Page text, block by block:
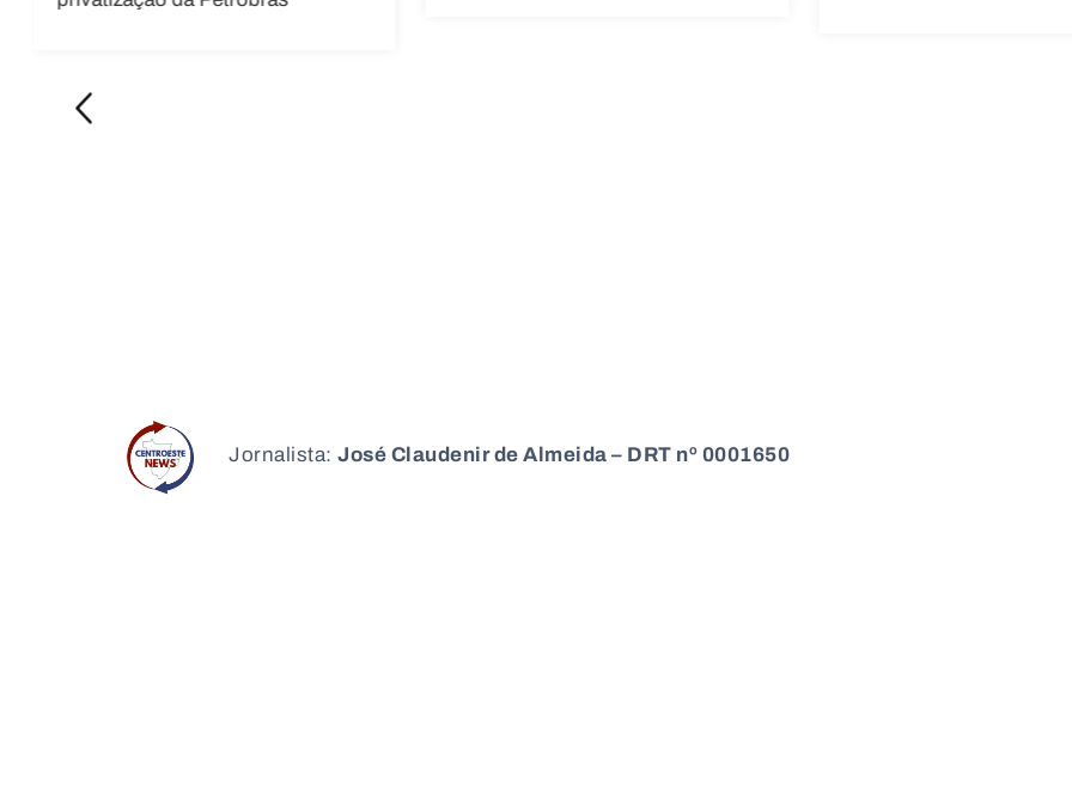
Jornalista: José Claudenir de Almeida – DRT nº 0001650